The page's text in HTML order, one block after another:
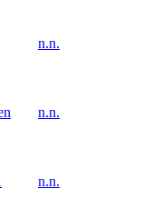
n.n.
n.n.
n.n.